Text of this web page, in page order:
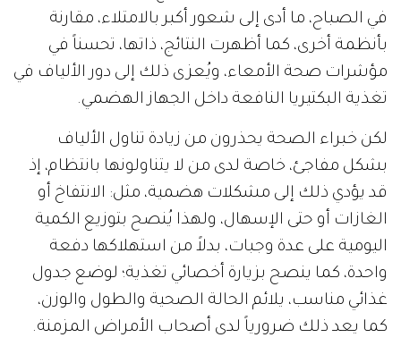
في الصباح، ما أدى إلى شعور أكبر بالامتلاء، مقارنة
بأنظمة أخرى، كما أظهرت النتائج، ذاتها، تحسناً في
مؤشرات صحة الأمعاء، ويُعزى ذلك إلى دور الألياف في
تغذية البكتيريا النافعة داخل الجهاز الهضمي.
لكن خبراء الصحة يحذرون من زيادة تناول الألياف
بشكل مفاجئ، خاصة لدى من لا يتناولونها بانتظام، إذ
قد يؤدي ذلك إلى مشكلات هضمية، مثل: الانتفاخ أو
الغازات أو حتى الإسهال، ولهذا يُنصح بتوزيع الكمية
اليومية على عدة وجبات، بدلاً من استهلاكها دفعة
واحدة، كما ينصح بزيارة أخصائي تغذية؛ لوضع جدول
غذائي مناسب، يلائم الحالة الصحية والطول والوزن،
كما يعد ذلك ضرورياً لدى أصحاب الأمراض المزمنة.